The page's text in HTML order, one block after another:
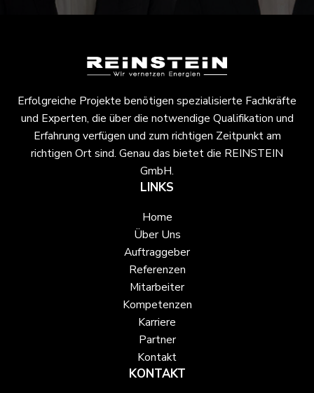
Erfolgreiche Projekte benötigen spezialisierte Fachkräfte
und Experten, die über die notwendige Qualifikation und
Erfahrung verfügen und zum richtigen Zeitpunkt am
richtigen Ort sind. Genau das bietet die REINSTEIN
GmbH.
LINKS
Home
Über Uns
Auftraggeber
Referenzen
Mitarbeiter
Kompetenzen
Karriere
Partner
Kontakt
KONTAKT